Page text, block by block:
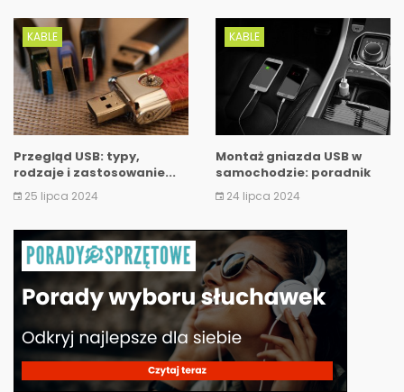
KABLE
Przegląd USB: typy,
rodzaje i zastosowanie...
25 lipca 2024
KABLE
Montaż gniazda USB w
samochodzie: poradnik
dla...
24 lipca 2024